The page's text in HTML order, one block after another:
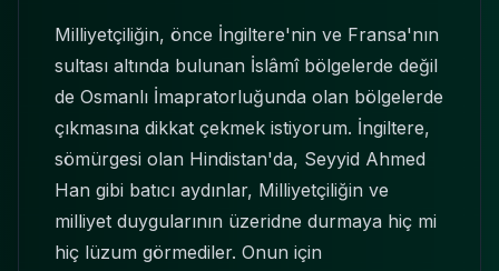
Milliyetçiliğin, önce İngiltere'nin ve Fransa'nın
sultası altında bulunan İslâmî bölgelerde değil
de Osmanlı İmapratorluğunda olan bölgelerde
çıkmasına dikkat çekmek istiyorum. İngiltere,
sömürgesi olan Hindistan'da, Seyyid Ahmed
Han gibi batıcı aydınlar, Milliyetçiliğin ve
milliyet duygularının üzeridne durmaya hiç mi
hiç lüzum görmediler. Onun için